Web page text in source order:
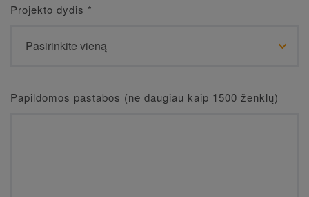
Projekto dydis *
Papildomos pastabos (ne daugiau kaip 1500 ženklų)